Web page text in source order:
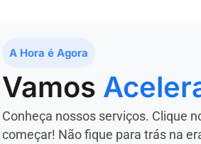
A Hora é Agora
Vamos
Conheça nossos serviços. Clique
começar! Não fique para trás na